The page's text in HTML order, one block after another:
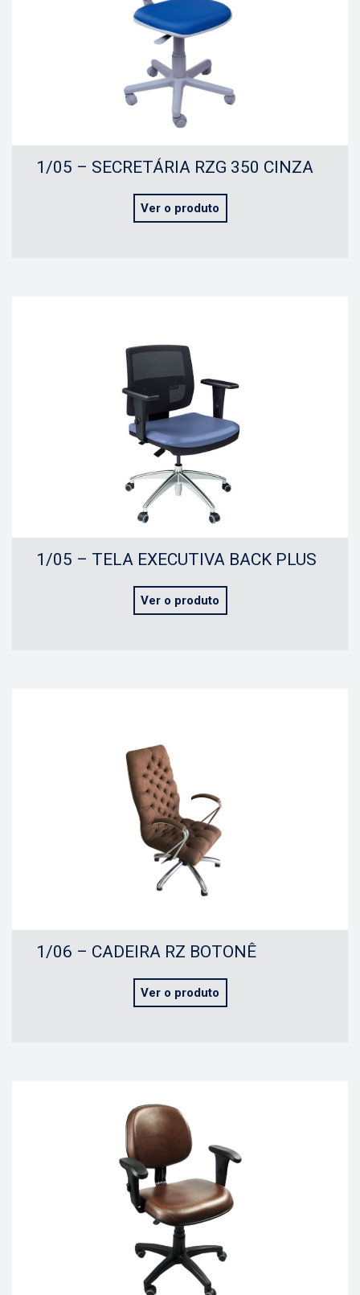
1/05 – SECRETÁRIA RZG 350 CINZA
Ver o produto
1/05 – TELA EXECUTIVA BACK PLUS
Ver o produto
1/06 – CADEIRA RZ BOTONÊ
Ver o produto